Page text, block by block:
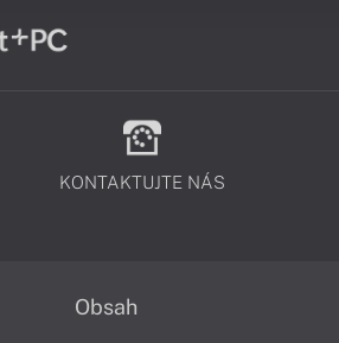
KONTAKTUJTE NÁS
Obsah